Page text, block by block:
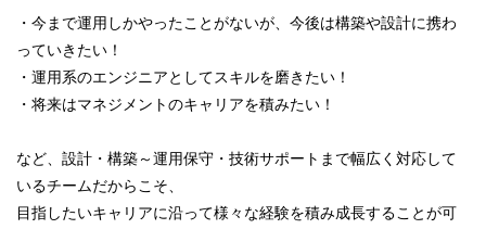
・今まで運用しかやったことがないが、今後は構築や設計に携わ
っていきたい！
・運用系のエンジニアとしてスキルを磨きたい！
・将来はマネジメントのキャリアを積みたい！
など、設計・構築～運用保守・技術サポートまで幅広く対応して
いるチームだからこそ、
目指したいキャリアに沿って様々な経験を積み成長することが可